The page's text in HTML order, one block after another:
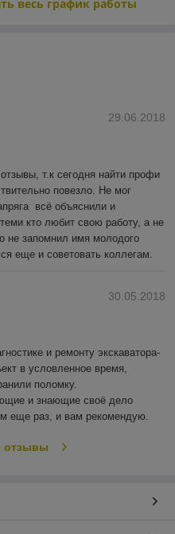
весь график работы
29.06.2018
т.к сегодня найти профи
повезло. Не мог
всё объяснили и
кто любит свою работу, а не
не запомнил имя молодого
еще и советовать коллегам.
30.05.2018
и ремонту экскаватора-
в условленное время,
поломку.
и знающие своё дело
еще раз, и вам рекомендую.
отзывы